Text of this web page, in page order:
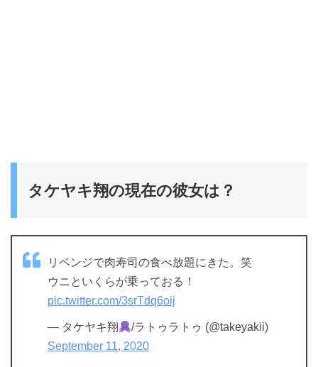
タケヤキ翔の現在の彼女は？
リベンジで肉寿司の食べ放題にきた。笑
ウニといくらが乗っておる！
pic.twitter.com/3srTdq6oij
— タケヤキ翔
/ラトゥラトゥ (@takeyakii)
September 11, 2020